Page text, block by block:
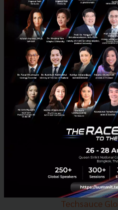
E-mail :
Tel : 02-
Mobile : 06-
About
Techsauce
Privacy
ส่งบทค
Techsauce